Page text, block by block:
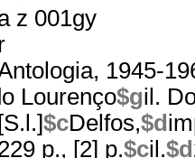
z 001gy
1945-
Lourenço$gil.
$cDelfos,$d
p., [2] p.$cil.$d